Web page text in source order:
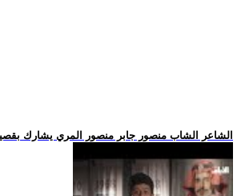
.. الشاعر الشاب منصور جابر منصور المري يشارك